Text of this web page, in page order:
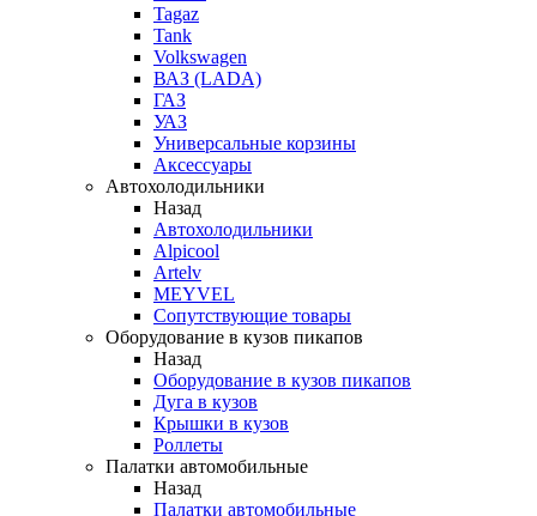
Tagaz
Tank
Volkswagen
ВАЗ (LADA)
ГАЗ
УАЗ
Универсальные корзины
Аксессуары
Автохолодильники
Назад
Автохолодильники
Alpicool
Artelv
MEYVEL
Сопутствующие товары
Оборудование в кузов пикапов
Назад
Оборудование в кузов пикапов
Дуга в кузов
Крышки в кузов
Роллеты
Палатки автомобильные
Назад
Палатки автомобильные